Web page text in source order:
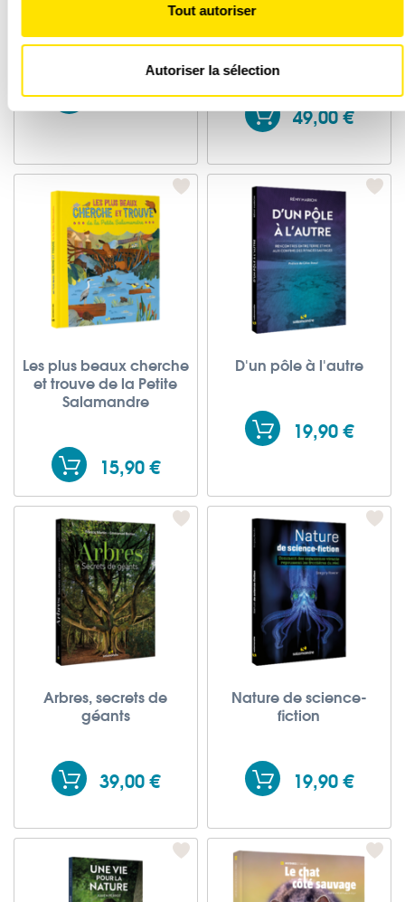
Les cookies nous permettent de personnaliser le contenu et
également des informations sur l'utilisation de notre site
d'analyse, qui peuvent combiner celles-ci avec d'autres
informations que vous leur avez fournies ou qu'ils ont
collectées lors de votre utilisation de leurs services.
Tout autoriser
Autoriser la sélection
Le castor d'Europe
45,00 €
Le grand guide de la
nature
49,00 €
Les plus beaux cherche
et trouve de la Petite
Salamandre
15,90 €
D'un pôle à l'autre
19,90 €
Arbres, secrets de
géants
39,00 €
Nature de science-
fiction
19,90 €